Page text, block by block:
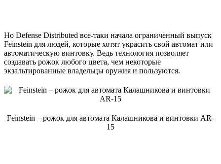
Но Defense Distributed все-таки начала ограниченный выпуск
Feinstein для людей, которые хотят украсить свой автомат или
автоматическую винтовку. Ведь технология позволяет
создавать рожок любого цвета, чем некоторые
экзальтированные владельцы оружия и пользуются.
Feinstein – рожок для автомата Калашникова и винтовки AR-
15